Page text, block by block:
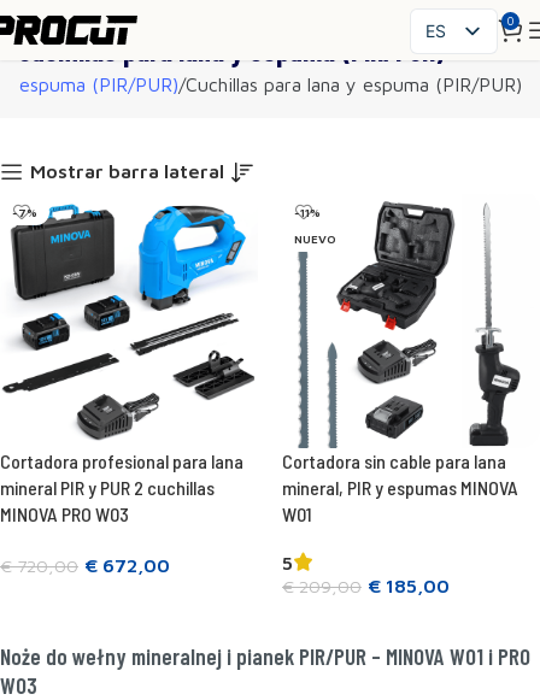
ES
PL
FR
IT
UK
DE
0
Cuchillas para lana y espuma (PIR/PUR)
espuma (PIR/PUR) Cuchillas para lana y espuma (PIR/PUR)
Mostrar barra lateral
-7%
Cortadora profesional para lana
mineral PIR y PUR 2 cuchillas
MINOVA PRO W03
€720,00 € 672,00
-11%
NUEVO
Cortadora sin cable para lana
mineral, PIR y espumas MINOVA
W01
5
€209,00 € 185,00
Noże do wełny mineralnej i pianek PIR/PUR – MINOVA W01 i PRO
W03